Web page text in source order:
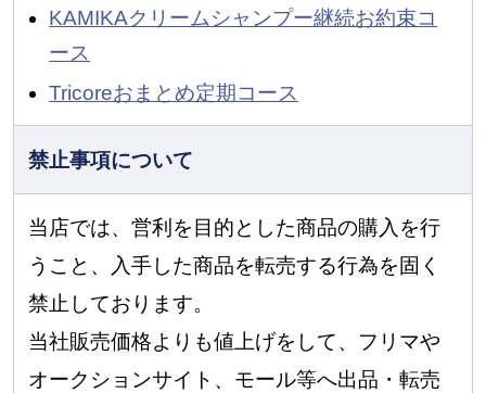
KAMIKAクリームシャンプー継続お約束コ
ース
Tricoreおまとめ定期コース
禁止事項について
当店では、営利を目的とした商品の購入を行
うこと、入手した商品を転売する行為を固く
禁止しております。
当社販売価格よりも値上げをして、フリマや
オークションサイト、モール等へ出品・転売